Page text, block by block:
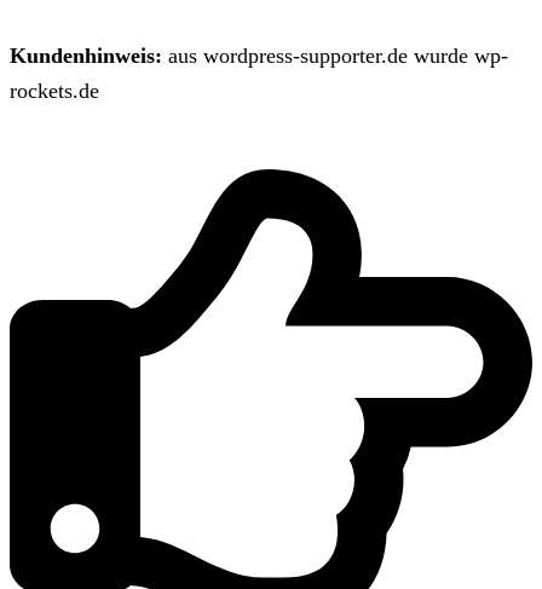
Kundenhinweis: aus wordpress-supporter.de wurde wp-
rockets.de